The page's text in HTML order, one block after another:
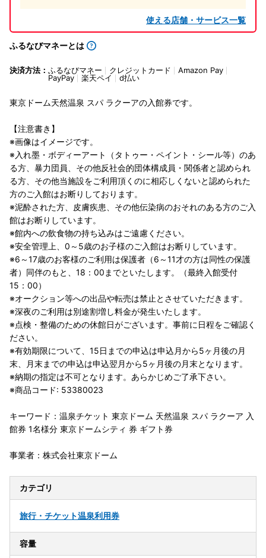
使える店舗・サービス一覧
ふるなびマネーとは
決済方法： ふるなびマネー クレジットカード
Amazon Pay
PayPay
楽天ペイ d払い
東京ドーム天然温泉 スパ ラクーアの入館券です。
【注意書き】
※画像はイメージです。
※入れ墨・ボディーアート（タトゥー・ペイント・シール等）のあ
る方、暴力団員、その他反社会的団体構成員・関係者と認められ
る方、その他当施設をご利用頂くのに相応しくないと認められた
方のご入館はお断りしております。
※泥酔された方、皮膚疾患、その他伝染病のおそれのある方のご入
館はお断りしています。
※館内への飲食物の持ち込みはご遠慮ください。
※安全管理上、0～5歳のお子様のご入館はお断りしています。
※6～17歳のお客様のご利用は保護者（6～11才の方は同性の保護
者）同伴のもと、18：00までといたします。（最終入館受付
15：00）
※オークション等への出品や転売は禁止とさせていただきます。
※深夜のご利用は別途割増し料金が発生いたします。
※点検・整備のための休館日がございます。事前に日程をご確認く
ださい。
※有効期限について、15日までの申込は申込月から5ヶ月後の月
末、月末までの申込は申込翌月から5ヶ月後の月末となります。
※納期の指定は不可となります。あらかじめご了承下さい。
※商品コード: 53380023
キーワード：温泉チケット 東京ドーム 天然温泉 スパ ラクーア 入
館券 1名様分 東京ドームシティ 券 ギフト券
事業者：株式会社東京ドーム
カテゴリ
旅行・チケット温泉利用券
容量